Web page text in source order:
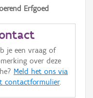
Erfgoed
je een vraag of
over deze
Meld het ons via
contactformulier.